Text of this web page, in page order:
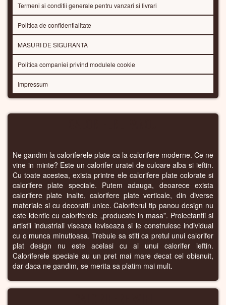
Termeni si conditii generale pentru vanzari si livrari
Politica de confidentialitate
MASURI DE SIGURANTA
Politica companiei privind modulele cookie
Impressum
Ne gandim la caloriferele plate ca la calorifere moderne. Ce ne
vine in minte? Este un calorifer uratel de culoare alba si ieftin.
Cu toate acestea, exista printre ele calorifere plate colorate si
calorifere plate speciale. Putem adauga, deoarece exista
calorifere plate inalte, calorifere plate verticale, din diverse
materiale si cu decoratii unice. Caloriferul tip panou design nu
este identic cu caloriferele „producate in masa”. Proiectantii si
artistii industriali viseaza leviseaza si le construiesc individual
cu o munca minutioasa. Trebuie sa stiti ca pretul unui calorifer
plat design nu este acelasi cu al unui calorifer ieftin.
Caloriferele speciale au un pret mai mare decat cel obisnuit,
dar daca ne gandim, se merita sa platim mai mult.